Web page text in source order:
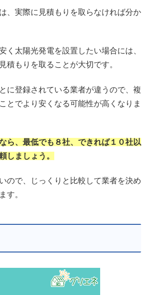
、実際に見積もりを取らなければ分か
く太陽光発電を設置したい場合には、
積もりを取ることが大切です。
に登録されている業者が違うので、複
とでより安くなる可能性が高くなりま
ら、最低でも８社、できれば１０社以
しましょう。
ので、じっくりと比較して業者を決め
す。